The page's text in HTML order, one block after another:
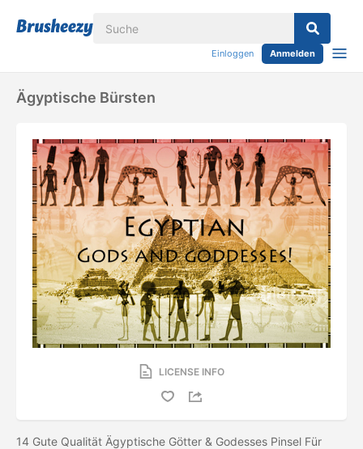
Einloggen Anmelden
Ägyptische Bürsten
LICENSE INFO
14 Gute Qualität Ägyptische Götter & Godesses Pinsel Für